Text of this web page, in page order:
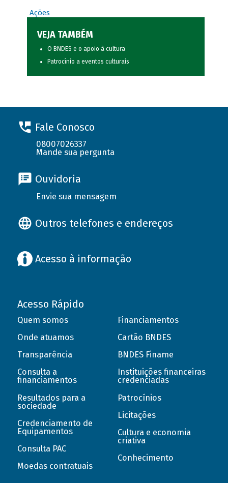
Ações
VEJA TAMBÉM
O BNDES e o apoio à cultura
Patrocínio a eventos culturais
Fale Conosco
08007026337
Mande sua pergunta
Ouvidoria
Envie sua mensagem
Outros telefones e endereços
Acesso à informação
Acesso Rápido
Quem somos
Onde atuamos
Transparência
Consulta a
financiamentos
Resultados para a
sociedade
Credenciamento de
Equipamentos
Consulta PAC
Moedas contratuais
Financiamentos
Cartão BNDES
BNDES Finame
Instituições financeiras
credenciadas
Patrocínios
Licitações
Cultura e economia
criativa
Conhecimento